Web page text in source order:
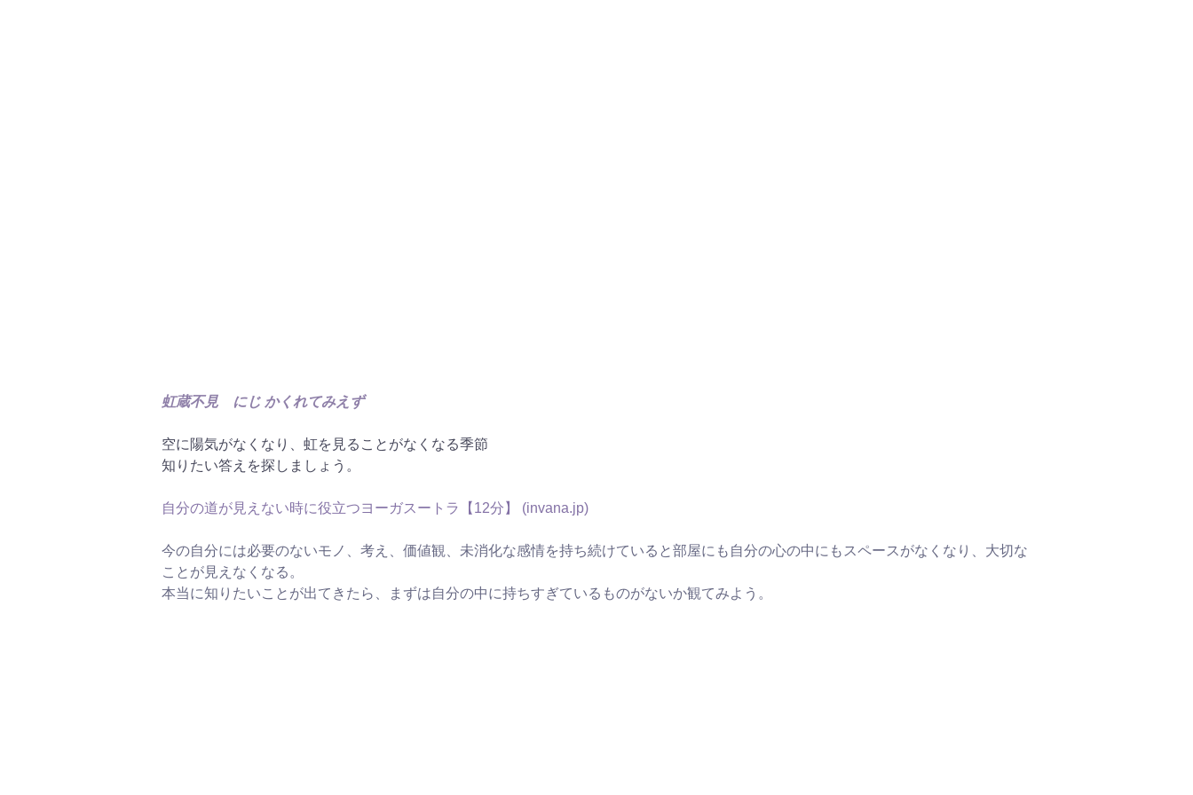
虹蔵不見　にじ かくれてみえず
空に陽気がなくなり、虹を見ることがなくなる季節
知りたい答えを探しましょう。
自分の道が見えない時に役立つヨーガスートラ【12分】 (invana.jp)
今の自分には必要のないモノ、考え、価値観、未消化な感情を持ち続けていると部屋にも自分の心の中にもスペースがなくなり、大切な
ことが見えなくなる。
本当に知りたいことが出てきたら、まずは自分の中に持ちすぎているものがないか観てみよう。